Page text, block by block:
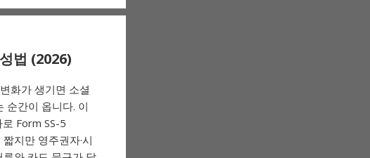
법 (2026)
화가 생기면 소셜
순간이 옵니다. 이
Form SS-5
지만 영주권자·시